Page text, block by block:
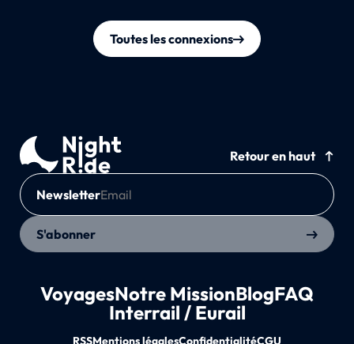
Toutes les connexions
Retour en haut
Newsletter
S'abonner
VoyagesNotre MissionBlogFAQ
Interrail / Eurail
RSSMentions légalesConfidentialitéCGU